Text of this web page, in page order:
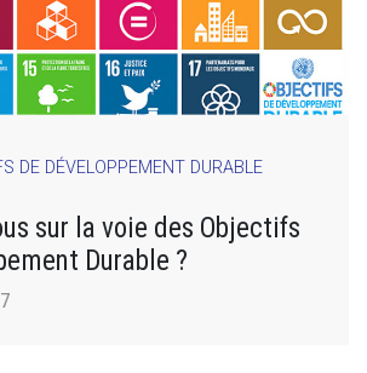
DE DÉVELOPPEMENT DURABLE
sur la voie des Objectifs
Durable ?